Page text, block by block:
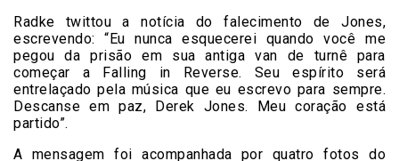
Radke twittou a notícia do falecimento de Jones,
escrevendo: “Eu nunca esquecerei quando você me
pegou da prisão em sua antiga van de turnê para
começar a Falling in Reverse. Seu espírito será
entrelaçado pela música que eu escrevo para sempre.
Descanse em paz, Derek Jones. Meu coração está
partido”.
A mensagem foi acompanhada por quatro fotos do